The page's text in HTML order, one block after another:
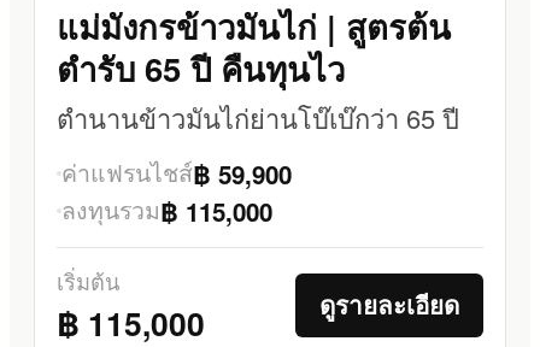
แม่มังกรข้าวมันไก่ | สูตรต้น
ตำรับ 65 ปี คืนทุนไว
ตำนานข้าวมันไก่ย่านโบ๊เบ๊กว่า 65 ปี
ค่าแฟรนไชส์฿ 59,900
ลงทุนรวม฿ 115,000
เริ่มต้น
฿ 115,000 ดูรายละเอียด